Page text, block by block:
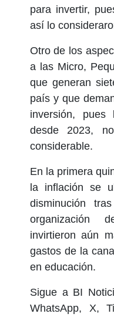
para invertir,
así lo
Otro de los
a las Micro,
que generan
país y que
inversión, pues
desde 2023,
considerable.
En la primera
la inflación se
disminución
organización
invirtieron aún
gastos de la
en educación.
Sigue a BI
WhatsApp, X,